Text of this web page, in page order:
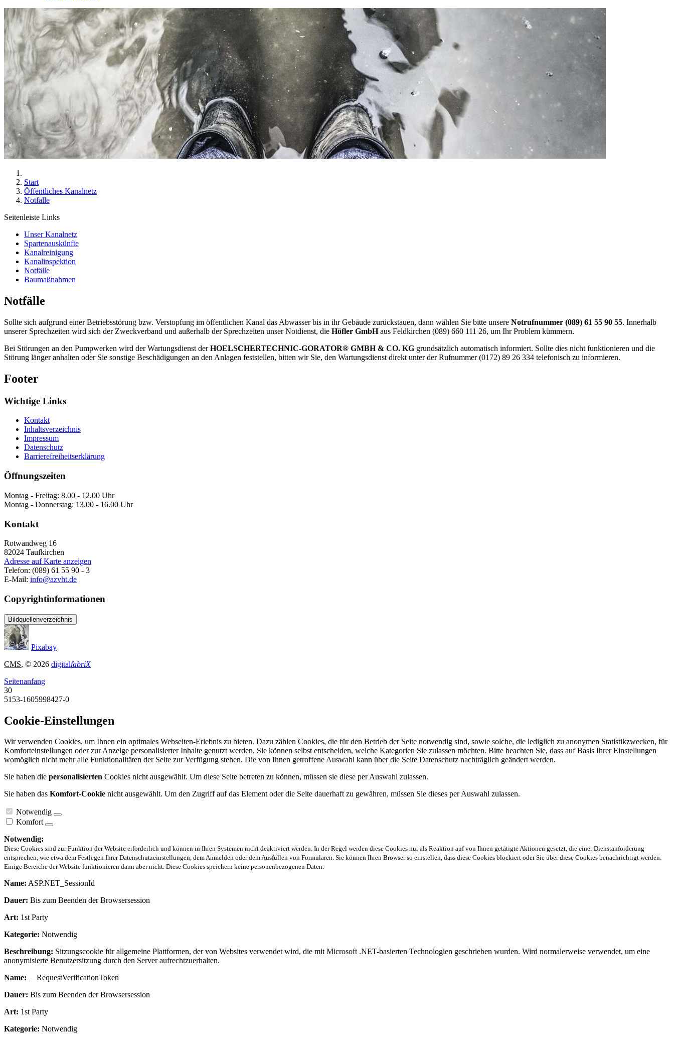
Start
Öffentliches Kanalnetz
Notfälle
Seitenleiste Links
Unser Kanalnetz
Spartenauskünfte
Kanalreinigung
Kanalinspektion
Notfälle
Baumaßnahmen
Notfälle
Sollte sich aufgrund einer Betriebsstörung bzw. Verstopfung im öffentlichen Kanal das Abwasser bis in ihr Gebäude zurückstauen, dann wählen Sie bitte unsere Notrufnummer (089) 61 55 90 55. Innerhalb
unserer Sprechzeiten wird sich der Zweckverband und außerhalb der Sprechzeiten unser Notdienst, die Höfler GmbHaus Feldkirchen (089) 660 111 26, um Ihr Problem kümmern.
Bei Störungen an den Pumpwerken wird der Wartungsdienst derHOELSCHERTECHNIC-GORATOR® GMBH & CO. KG grundsätzlich automatisch informiert. Sollte dies nicht funktionieren und die
Störung länger anhalten oder Sie sonstige Beschädigungen an den Anlagen feststellen, bitten wir Sie, den Wartungsdienst direkt unter der Rufnummer (0172) 89 26 334 telefonisch zu informieren.
Footer
Wichtige Links
Kontakt
Inhaltsverzeichnis
Impressum
Datenschutz
Barrierefreiheitserklärung
Öffnungszeiten
Montag - Freitag: 8.00 - 12.00 Uhr
Montag - Donnerstag: 13.00 - 16.00 Uhr
Kontakt
Rotwandweg 16
82024 Taufkirchen
Adresse auf Karte anzeigen
Telefon: (089) 61 55 90 - 3
E-Mail: info@azvht.de
Copyrightinformationen
Bildquellenverzeichnis
Pixabay
CMS, © 2026 digitalfabriX
Seitenanfang
30
5153-1605998427-0
Cookie-Einstellungen
Wir verwenden Cookies, um Ihnen ein optimales Webseiten-Erlebnis zu bieten. Dazu zählen Cookies, die für den Betrieb der Seite notwendig sind, sowie solche, die lediglich zu anonymen Statistikzwecken, für
Komforteinstellungen oder zur Anzeige personalisierter Inhalte genutzt werden. Sie können selbst entscheiden, welche Kategorien Sie zulassen möchten. Bitte beachten Sie, dass auf Basis Ihrer Einstellungen
womöglich nicht mehr alle Funktionalitäten der Seite zur Verfügung stehen. Die von Ihnen getroffene Auswahl kann über die Seite Datenschutz nachträglich geändert werden.
Sie haben die personalisierten Cookies nicht ausgewählt. Um diese Seite betreten zu können, müssen sie diese per Auswahl zulassen.
Sie haben das Komfort-Cookie nicht ausgewählt. Um den Zugriff auf das Element oder die Seite dauerhaft zu gewähren, müssen Sie dieses per Auswahl zulassen.
Notwendig
Komfort
Notwendig:
Diese Cookies sind zur Funktion der Website erforderlich und können in Ihren Systemen nicht deaktiviert werden. In der Regel werden diese Cookies nur als Reaktion auf von Ihnen getätigte Aktionen gesetzt, die einer Dienstanforderung
entsprechen, wie etwa dem Festlegen Ihrer Datenschutzeinstellungen, dem Anmelden oder dem Ausfüllen von Formularen. Sie können Ihren Browser so einstellen, dass diese Cookies blockiert oder Sie über diese Cookies benachrichtigt werden.
Einige Bereiche der Website funktionieren dann aber nicht. Diese Cookies speichern keine personenbezogenen Daten.
Name: ASP.NET_SessionId
Dauer: Bis zum Beenden der Browsersession
Art: 1st Party
Kategorie: Notwendig
Beschreibung: Sitzungscookie für allgemeine Plattformen, der von Websites verwendet wird, die mit Microsoft .NET-basierten Technologien geschrieben wurden. Wird normalerweise verwendet, um eine
anonymisierte Benutzersitzung durch den Server aufrechtzuerhalten.
Name: __RequestVerificationToken
Dauer: Bis zum Beenden der Browsersession
Art: 1st Party
Kategorie: Notwendig